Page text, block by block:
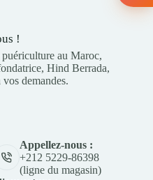
!
au Maroc,
Hind Berrada,
demandes.
Appellez-nous :
+212 5229-86398
(ligne du magasin)